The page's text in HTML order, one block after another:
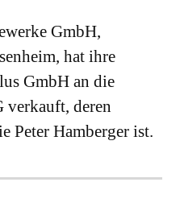
GmbH,
hat ihre
GmbH an die
verkauft, deren
Peter Hamberger ist.